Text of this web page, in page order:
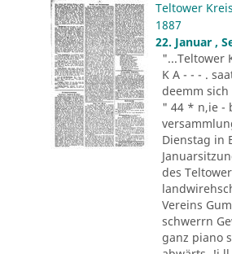
Teltower
1887
22. Januar ,
"...Teltower
K A - - - .
deemm sich
" 44 * n,ie -
Dienstag in
des
Vereins
schwerrn
ganz piano